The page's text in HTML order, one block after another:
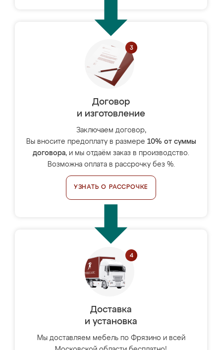
Договор
и изготовление
Заключаем договор,
Вы вносите предоплату в размере 10% от суммы
договора, и мы отдаём заказ в производство.
Возможна оплата в рассрочку без %.
УЗНАТЬ О РАССРОЧКЕ
Доставка
и установка
Мы доставляем мебель по Фрязино и всей